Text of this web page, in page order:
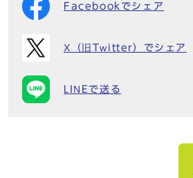
Facebookでシェア
X（旧Twitter）でシェア
LINEで送る